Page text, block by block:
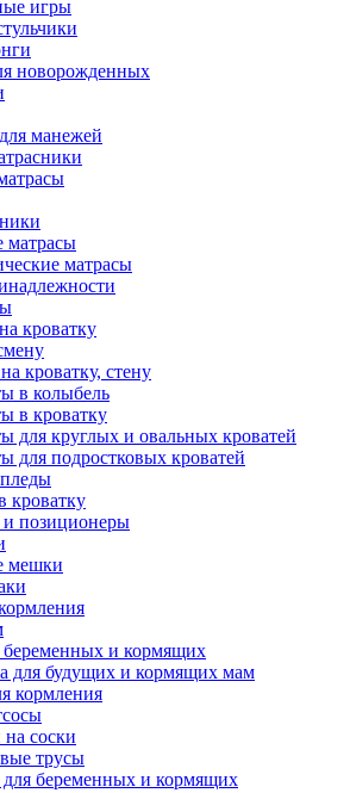
игры
новорожденных
манежей
матрасы
матрасы
кроватку
кроватку, стену
в колыбель
в кроватку
для круглых и овальных кроватей
для подростковых кроватей
кроватку
позиционеры
мешки
беременных и кормящих
для будущих и кормящих мам
кормления
соски
трусы
беременных и кормящих